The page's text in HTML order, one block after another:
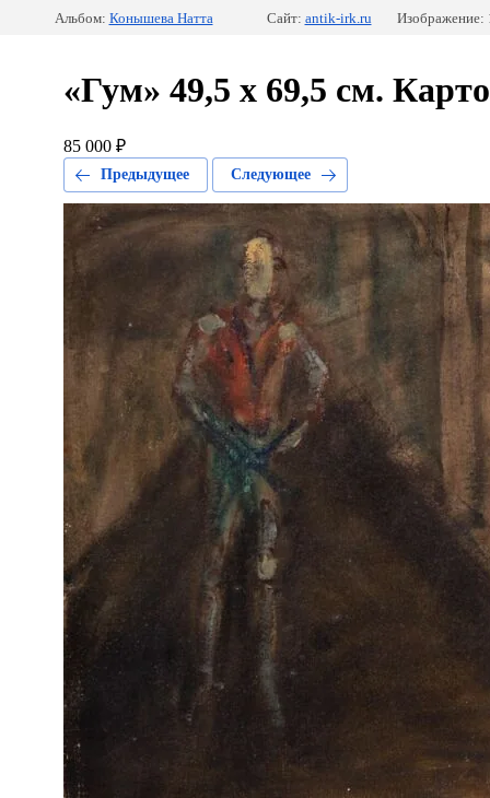
Альбом: Конышева Натта Сайт: antik-irk.ru Изображение:
«Гум» 49,5 х 69,5 см.
85 000 ₽
Предыдущее Следующее